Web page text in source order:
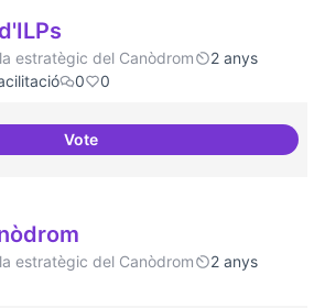
estratègic del Canòdrom
2 anys
0 0
VoteIncubadora d'ILPs
estratègic del Canòdrom
2 anys